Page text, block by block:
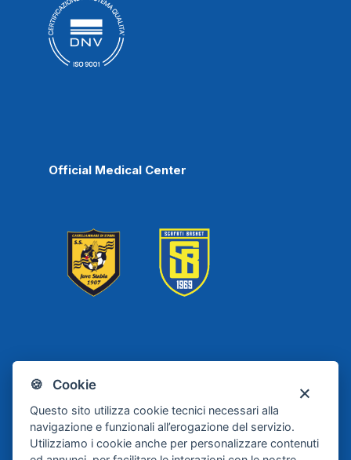
🍪 Cookie
Questo sito utilizza cookie tecnici necessari alla
navigazione e funzionali all’erogazione del servizio.
Utilizziamo i cookie anche per personalizzare contenuti
Official Medical Center
Juve Stabia